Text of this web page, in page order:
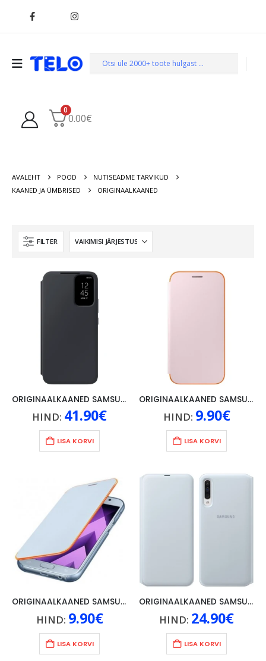
0
0.00€
AVALEHT POOD
NUTISEADME TARVIKUD
KAANED JA ÜMBRISED
ORIGINAALKAANED
FILTER
ORIGINAALKAANED SAMSUNG GALAXY A34 5G, MUST
HIND: 41.90€
LISA KORVI
ORIGINAALKAANED SAMSUNG GALAXY A5 (2017) NEON FLIP COVER, ROOSA
HIND: 9.90€
LISA KORVI
ORIGINAALKAANED SAMSUNG GALAXY A5 (2017), NEON FLIP, HELESININE
HIND: 9.90€
LISA KORVI
ORIGINAALKAANED SAMSUNG GALAXY A50, VALGE
HIND: 24.90€
LISA KORVI